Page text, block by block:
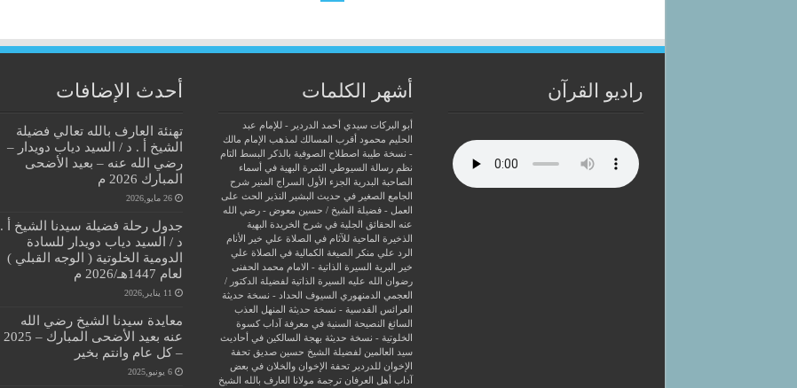
راديو القرآن أشهر الكلمات
أبو البركات سيدي أحمد الدردير - للإمام عبد
الحليم محمود
أقرب المسالك لمذهب الإمام مالك
- نسخة طيبة اصطلاح الصوفية بالذكر
البسط التام
نظم رسالة السيوطي
الثمرة البهية في أسماء
الصاحبة البدرية
الجزء الأول السراج المنير شرح
الجامع الصغير في حديث البشير النذير
الحث على
العمل - فضيلة الشيخ / حسين معوض - رضي الله
عنه
الحقائق الجلية في شرح الخريدة البهية
الذخيرة الماحية للآثام في الصلاة علي خير الأنام
الرد علي منكر الصيغة الكمالية في الصلاة علي
خير البرية
السيرة الذاتية - الامام محمد الحفنى
رضوان الله عليه
السيرة الذاتية لفضيلة الدكتور /
العجمي الدمنهوري
السيوف الحداد - نسخة حديثة
العرائس القدسية - نسخة حديثة
المنهل العذب
السائغ
النصيحة السنية في معرفة آداب كسوة
الخلوتية - نسخة حديثة بهجة السالكين في أحاديث
سيد العالمين لفضيلة الشيخ حسين صديق
تحفة
الإخوان للدردير تحفة الإخوان والخلان في بعض
آداب أهل العرفان ترجمة مولانا العارف بالله الشيخ
أحدث الإضافات
تهنئة العارف بالله تعالي فضيلة
الشيخ أ . د / السيد دياب دويدار –
رضي الله عنه – بعيد الأضحى
المبارك 2026 م
26 مايو,2026
جدول رحلة فضيلة سيدنا الشيخ أ .
د / السيد دياب دويدار للسادة
الدومية الخلوتية ( الوجه القبلي )
لعام 1447هـ/2026 م
11 يناير,2026
معايدة سيدنا الشيخ رضي الله
عنه بعيد الأضحى المبارك – 2025
– كل عام وانتم بخير
6 يونيو,2025